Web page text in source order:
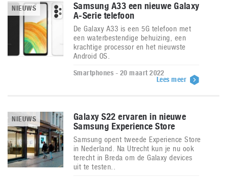
NIEUWS
Samsung A33 een nieuwe Galaxy
A-Serie telefoon
De Galaxy A33 is een 5G telefoon met
een waterbestendige behuizing, een
krachtige processor en het nieuwste
Android OS.
Smartphones - 20 maart 2022
Lees meer
NIEUWS
Galaxy S22 ervaren in nieuwe
Samsung Experience Store
Samsung opent tweede Experience Store
in Nederland. Na Utrecht kun je nu ook
terecht in Breda om de Galaxy devices
uit te testen..